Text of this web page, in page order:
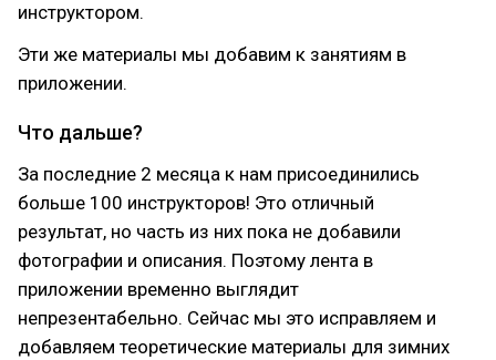
инструктором.
Эти же материалы мы добавим к занятиям в
приложении.
Что дальше?
За последние 2 месяца к нам присоединились
больше 100 инструкторов! Это отличный
результат, но часть из них пока не добавили
фотографии и описания. Поэтому лента в
приложении временно выглядит
непрезентабельно. Сейчас мы это исправляем и
добавляем теоретические материалы для зимних